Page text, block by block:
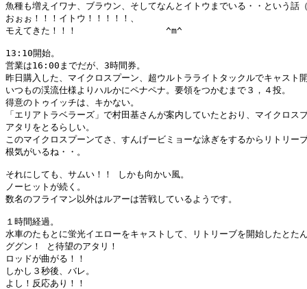
魚種も増えイワナ、ブラウン、そしてなんとイトウまでいる・・という話
おぉぉ！！！イトウ！！！！！、
モえてきた！！！　　　　　　　　　　^m^
13:10開始。
営業は16:00までだが、3時間券。
昨日購入した、マイクロスプーン、超ウルトラライトタックルでキャスト
いつもの渓流仕様よりハルかにペナペナ。要領をつかむまで３，４投。
得意のトゥイッチは、キかない。
「エリアトラベラーズ」で村田基さんが案内していたとおり、マイクロス
アタリをとるらしい。
このマイクロスプーンてさ、すんげービミョーな泳ぎをするからリトリ
根気がいるね・・。
それにしても、サムい！！ しかも向かい風。
ノーヒットが続く。
数名のフライマン以外はルアーは苦戦しているようです。
１時間経過。
水車のたもとに蛍光イエローをキャストして、リトリーブを開始したとた
ググン！ と待望のアタリ！
ロッドが曲がる！！
しかし３秒後、バレ。
よし！反応あり！！